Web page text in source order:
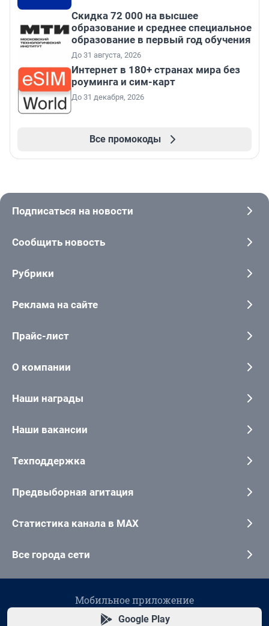
Скидка 72 000 на высшее
образование и среднее специальное
образование в первый год обучения
До 31 августа, 2026
Интернет в 180+ странах мира без
роуминга и сим-карт
До 31 декабря, 2026
Все промокоды
Подписаться на новости
Сообщить новость
Рубрики
Реклама на сайте
Прайс-лист
О компании
Наши награды
Наши вакансии
Техподдержка
Предвыборная агитация
Статистика канала в MAX
Все города сети
Мобильное приложение
Google Play